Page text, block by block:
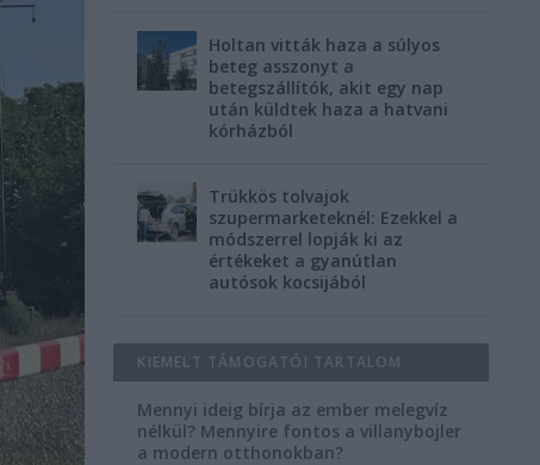
Holtan vitták haza a súlyos
beteg asszonyt a
betegszállítók, akit egy nap
után küldtek haza a hatvani
kórházból
Trükkös tolvajok
szupermarketeknél: Ezekkel a
módszerrel lopják ki az
értékeket a gyanútlan
autósok kocsijából
KIEMELT TÁMOGATÓI TARTALOM
Mennyi ideig bírja az ember melegvíz
nélkül? Mennyire fontos a villanybojler
a modern otthonokban?